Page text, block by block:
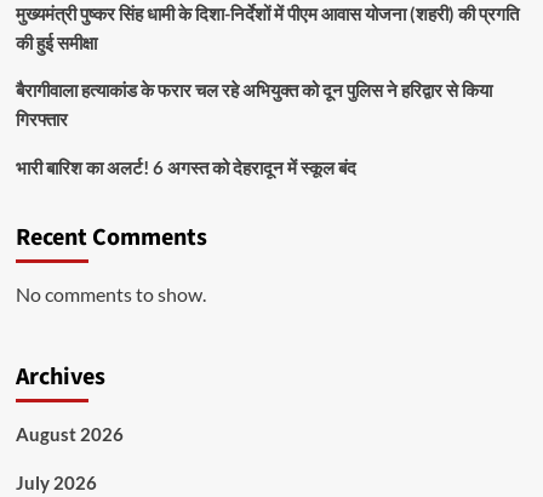
मुख्यमंत्री पुष्कर सिंह धामी के दिशा-निर्देशों में पीएम आवास योजना (शहरी) की प्रगति
की हुई समीक्षा
बैरागीवाला हत्याकांड के फरार चल रहे अभियुक्त को दून पुलिस ने हरिद्वार से किया
गिरफ्तार
भारी बारिश का अलर्ट! 6 अगस्त को देहरादून में स्कूल बंद
Recent Comments
No comments to show.
Archives
August 2026
July 2026